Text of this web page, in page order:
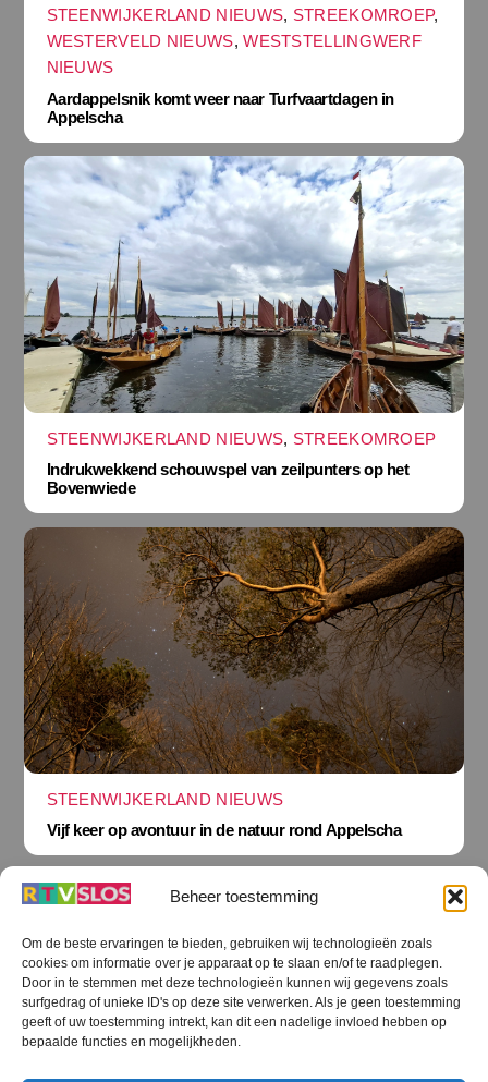
Beheer toestemming
Om de beste ervaringen te bieden, gebruiken wij technologieën zoals
cookies om informatie over je apparaat op te slaan en/of te raadplegen.
Door in te stemmen met deze technologieën kunnen wij gegevens zoals
surfgedrag of unieke ID's op deze site verwerken. Als je geen toestemming
geeft of uw toestemming intrekt, kan dit een nadelige invloed hebben op
bepaalde functies en mogelijkheden.
STEENWIJKERLAND NIEUWS, STREEKOMROEP,
WESTERVELD NIEUWS,WESTSTELLINGWERF
NIEUWS
Aardappelsnik komt weer naar Turfvaartdagen in
Appelscha
STEENWIJKERLAND NIEUWS, STREEKOMROEP
Indrukwekkend schouwspel van zeilpunters op het
Bovenwiede
STEENWIJKERLAND NIEUWS
Vijf keer op avontuur in de natuur rond Appelscha
Terug
naar
boven
RTV SLOS